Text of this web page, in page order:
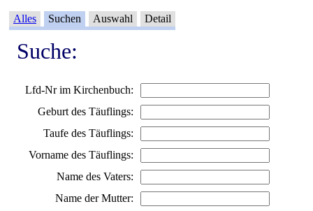
Alles Suchen Auswahl Detail
Suche:
Lfd-Nr im Kirchenbuch:
Geburt des Täuflings:
Taufe des Täuflings:
Vorname des Täuflings:
Name des Vaters:
Name der Mutter: